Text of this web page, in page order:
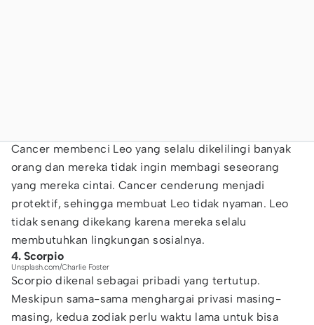
Cancer membenci Leo yang selalu dikelilingi banyak
orang dan mereka tidak ingin membagi seseorang
yang mereka cintai. Cancer cenderung menjadi
protektif, sehingga membuat Leo tidak nyaman. Leo
tidak senang dikekang karena mereka selalu
membutuhkan lingkungan sosialnya.
4. Scorpio
Unsplash.com/Charlie Foster
Scorpio dikenal sebagai pribadi yang tertutup.
Meskipun sama-sama menghargai privasi masing-
masing, kedua zodiak perlu waktu lama untuk bisa